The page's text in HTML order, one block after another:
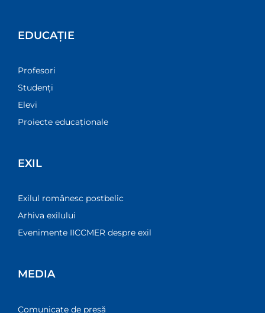
EDUCAȚIE
Profesori
Studenți
Elevi
Proiecte educaționale
EXIL
Exilul românesc postbelic
Arhiva exilului
Evenimente IICCMER despre exil
MEDIA
Comunicate de presă